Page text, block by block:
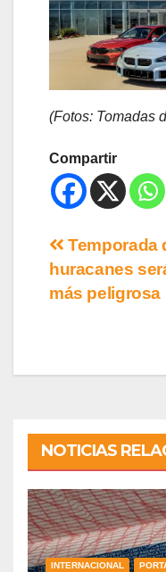
(Fotos: Tomadas
Compartir
Temporada
huracanes
más peligrosa
NOTICIAS
INTERNACIONAL